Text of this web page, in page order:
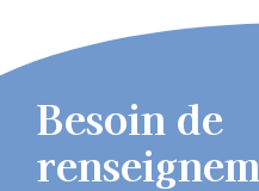
Besoin de